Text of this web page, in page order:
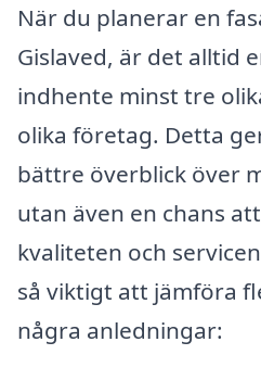
När du planerar en
Gislaved, är det alltid
indhente minst tre
olika företag. Detta
bättre överblick över
utan även en chans
kvaliteten och
så viktigt att jämföra
några anledningar: